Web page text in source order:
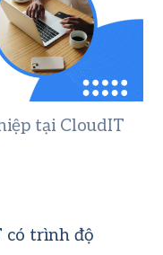
tại CloudIT
có trình độ